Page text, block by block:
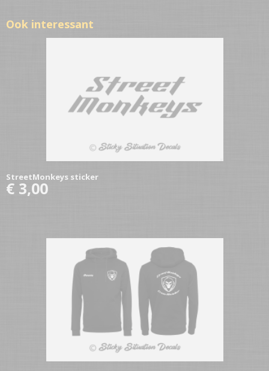
Ook interessant
StreetMonkeys sticker
€ 3,00